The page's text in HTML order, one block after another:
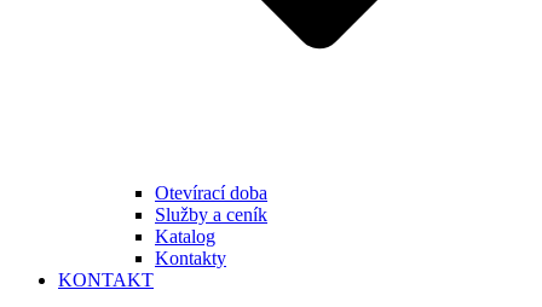
Otevírací doba
Služby a ceník
Katalog
Kontakty
KONTAKT